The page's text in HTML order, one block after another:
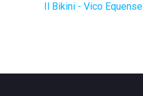
Il Bikini - Vico